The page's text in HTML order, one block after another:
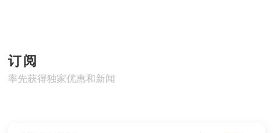
订阅
率先获得独家优惠和新闻